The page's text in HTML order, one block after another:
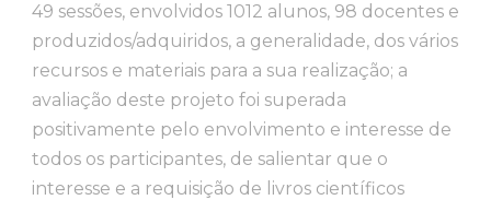
49 sessões, envolvidos 1012 alunos, 98 docentes e
produzidos/adquiridos, a generalidade, dos vários
recursos e materiais para a sua realização; a
avaliação deste projeto foi superada
positivamente pelo envolvimento e interesse de
todos os participantes, de salientar que o
interesse e a requisição de livros científicos